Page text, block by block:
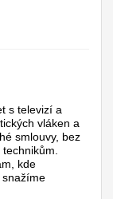
s televizí a
vláken a
smlouvy, bez
kde